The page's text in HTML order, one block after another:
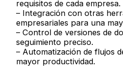
requisitos de cada empresa.
– Integración con otras
empresariales para una
– Control de versiones de
seguimiento preciso.
– Automatización de flujos
mayor productividad.